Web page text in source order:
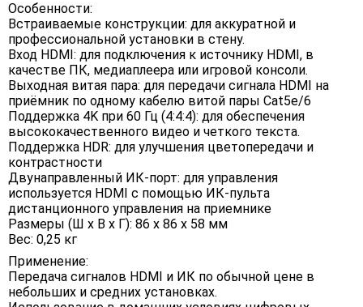
Особенности:
Встраиваемые конструкции: для аккуратной и
профессиональной установки в стену.
Вход HDMI: для подключения к источнику HDMI, в
качестве ПК, медиаплеера или игровой консоли.
Выходная витая пара: для передачи сигнала HDMI на
приёмник по одному кабелю витой пары Cat5e/6
Поддержка 4K при 60 Гц (4:4:4): для обеспечения
высококачественного видео и четкого текста.
Поддержка HDR: для улучшения цветопередачи и
контрастности
Двунаправленный ИК-порт: для управления
используется HDMI с помощью ИК-пульта
дистанционного управления на приемнике
Размеры (Ш х В х Г): 86 х 86 х 58 мм
Вес: 0,25 кг
Применение:
Передача сигналов HDMI и ИК по обычной цене в
небольших и средних установках.